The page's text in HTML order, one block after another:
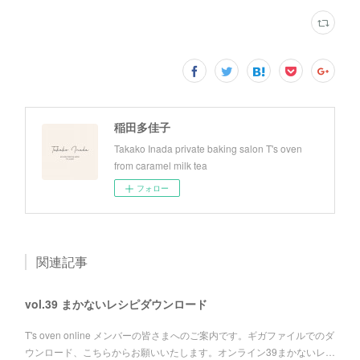
稲田多佳子
Takako Inada private baking salon T's oven
from caramel milk tea
フォロー
関連記事
vol.39 まかないレシピダウンロード
T's oven online メンバーの皆さまへのご案内です。ギガファイルでのダ
ウンロード、こちらからお願いいたします。オンライン39まかないレ…